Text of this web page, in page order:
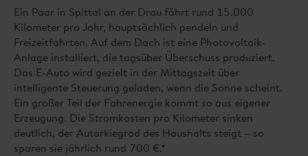
Ein Paar in Spittal an der Drau fährt rund 15.000
Kilometer pro Jahr, hauptsächlich pendeln und
Freizeitfahrten. Auf dem Dach ist eine Photovoltaik-
Anlage installiert, die tagsüber Überschuss produziert.
Das E-Auto wird gezielt in der Mittagszeit über
intelligente Steuerung geladen, wenn die Sonne scheint.
Ein großer Teil der Fahrenergie kommt so aus eigener
Erzeugung. Die Stromkosten pro Kilometer sinken
deutlich, der Autarkiegrad des Haushalts steigt – so
sparen sie jährlich rund 700 €.*